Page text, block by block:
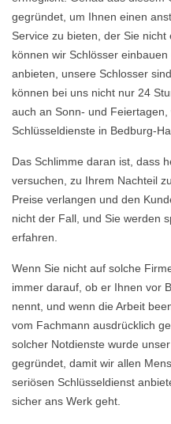
gegründet, um Ihnen einen
Service zu bieten, der Sie
können wir Schlösser
anbieten, unsere Schlosser
können bei uns nicht nur 24
auch an Sonn- und Feiertagen,
Schlüsseldienste in Bedburg-
Das Schlimme daran ist, dass
versuchen, zu Ihrem Nachteil
Preise verlangen und den
nicht der Fall, und Sie werden
erfahren.
Wenn Sie nicht auf solche
immer darauf, ob er Ihnen vor
nennt, und wenn die Arbeit
vom Fachmann ausdrücklich
solcher Notdienste wurde
gegründet, damit wir allen
seriösen Schlüsseldienst
sicher ans Werk geht.